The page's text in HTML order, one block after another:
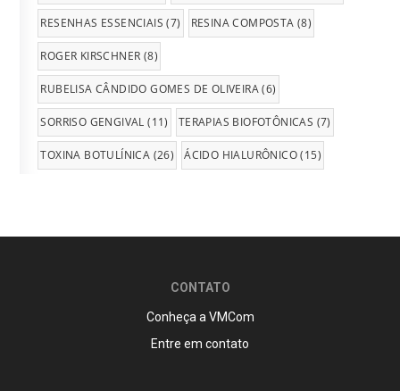
RESENHAS ESSENCIAIS (7) RESINA COMPOSTA (8)
ROGER KIRSCHNER (8)
RUBELISA CÂNDIDO GOMES DE OLIVEIRA(6)
SORRISO GENGIVAL (11) TERAPIAS BIOFOTÔNICAS (7)
TOXINA BOTULÍNICA (26) ÁCIDO HIALURÔNICO(15)
CONTATO
Conheça a VMCom
Entre em contato